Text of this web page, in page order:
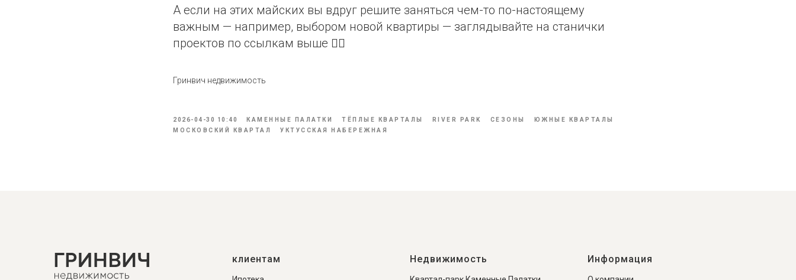
А если на этих майских вы вдруг решите заняться чем-то по-настоящему
важным — например, выбором новой квартиры — заглядывайте на станички
проектов по ссылкам выше 👆🏻
Гринвич недвижимость
2026-04-30 10:40 КАМЕННЫЕ ПАЛАТКИ ТЁПЛЫЕ КВАРТАЛЫ RIVER PARK СЕЗОНЫ
ЮЖНЫЕ КВАРТАЛЫ
МОСКОВСКИЙ КВАРТАЛ
УКТУССКАЯ НАБЕРЕЖНАЯ
клиентам Недвижимость Информация